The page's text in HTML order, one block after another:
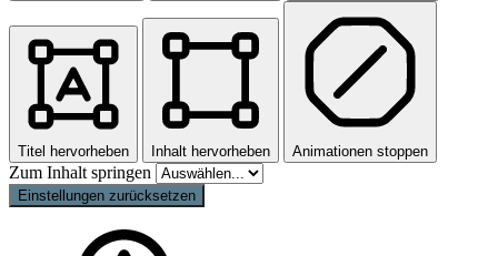
Titel hervorheben Inhalt hervorheben Animationen stoppen
Zum Inhalt springen
Einstellungen zurücksetzen